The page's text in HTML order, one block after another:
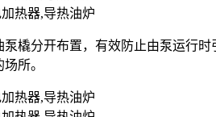
橇分开布置，有效防止由泵运行
所。